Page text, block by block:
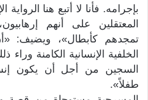
بإجرامه. فأنا لا أتبع هنا الرواية
المعتقلين على أنهم
تمجدهم كأبطال»، ويضيف:
الخلفية الإنسانية الكامنة
السجين من أجل أن يكون
طفلاً».